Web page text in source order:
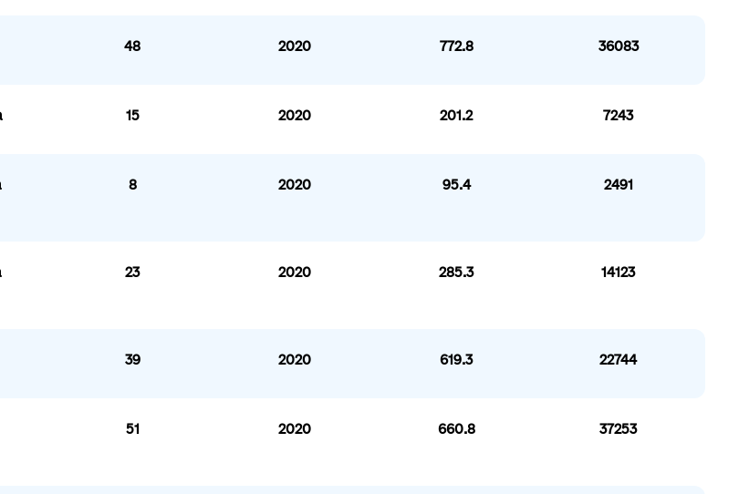
48 2020 772.8 36083
15 2020 201.2 7243
8 2020 95.4 2491
23 2020 285.3 14123
39 2020 619.3 22744
51 2020 660.8 37253